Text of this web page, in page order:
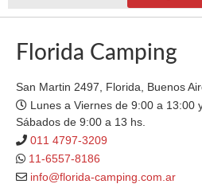
Florida Camping
San Martin 2497, Florida, Buenos
Lunes a Viernes de 9:00 a 13:00
Sábados de 9:00 a 13 hs.
011 4797-3209
11-6557-8186
info@florida-camping.com.ar